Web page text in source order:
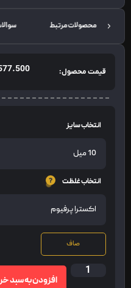
محصولات مرتبط
قیمت محصول: 577.500
انتخاب سایز
انتخاب غلظت
صاف
افزودن به سبد